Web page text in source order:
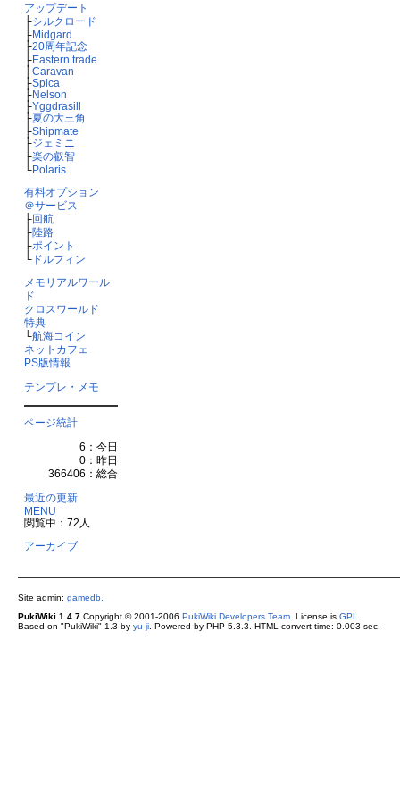
アップデート
├シルクロード
├Midgard
├20周年記念
├Eastern trade
├Caravan
├Spica
├Nelson
├Yggdrasill
├夏の大三角
├Shipmate
├ジェミニ
├楽の叡智
└Polaris
有料オプション
＠サービス
├回航
├陸路
├ポイント
└ドルフィン
メモリアルワール
ド
クロスワールド
特典
└航海コイン
ネットカフェ
PS版情報
テンプレ・メモ
ページ統計
6：今日
0：昨日
366406：総合
最近の更新
MENU
閲覧中：72人
アーカイブ
Site admin: gamedb.
PukiWiki 1.4.7Copyright © 2001-2006 PukiWiki Developers Team. License is GPL
Based on "PukiWiki" 1.3 by yu-ji. Powered by PHP 5.3.3. HTML convert time: 0.003 sec.